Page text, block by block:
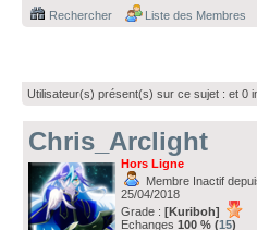
Rechercher Liste des Membres
Utilisateur(s) présent(s) sur ce sujet : et 0
Chris_Arclight
Hors Ligne
Membre Inactif
25/04/2018
Grade : [Kuriboh]
Echanges 100 % (15)